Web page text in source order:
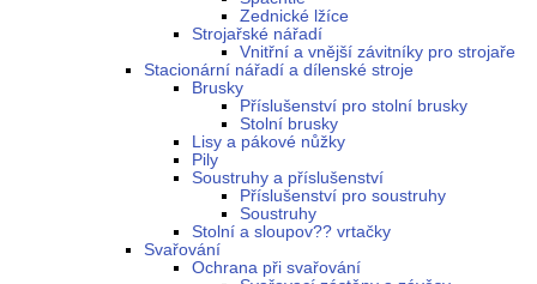
Zednické lžíce
Strojařské nářadí
Vnitřní a vnější závitníky pro strojaře
Stacionární nářadí a dílenské stroje
Brusky
Příslušenství pro stolní brusky
Stolní brusky
Lisy a pákové nůžky
Pily
Soustruhy a příslušenství
Příslušenství pro soustruhy
Soustruhy
Stolní a sloupov?? vrtačky
Svařování
Ochrana při svařování